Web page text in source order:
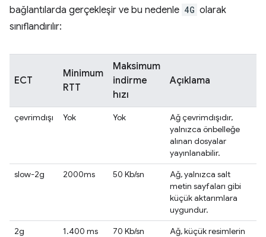
bağlantılarda gerçekleşir ve bu nedenle 4G olarak
sınıflandırılır:
ECT
Minimum
RTT
Maksimum
indirme
hızı
Açıklama
çevrimdışı Yok Yok
Ağ çevrimdışıdır,
yalnızca önbelleğe
alınan dosyalar
yayınlanabilir.
slow-2g
2000ms 50 Kb/sn
Ağ, yalnızca salt
metin sayfaları gibi
küçük aktarımlara
uygundur.
2g
1.400 ms 70 Kb/sn
Ağ, küçük resimlerin